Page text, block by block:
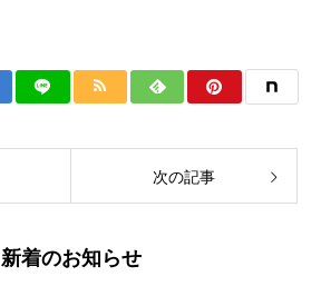
次の記事
新着のお知らせ